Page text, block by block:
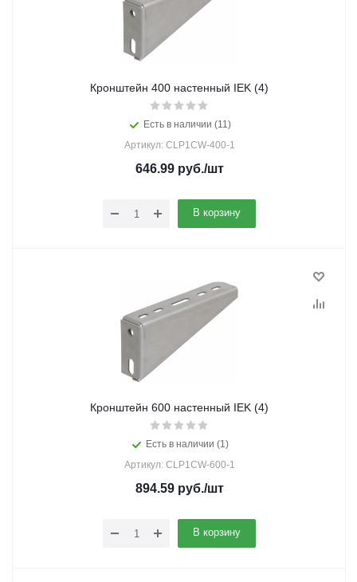
Кронштейн 400 настенный IEK (4)
Есть в наличии (11)
Артикул: CLP1CW-400-1
646.99руб./шт
В корзину
Кронштейн 600 настенный IEK (4)
Есть в наличии (1)
Артикул: CLP1CW-600-1
894.59руб./шт
В корзину